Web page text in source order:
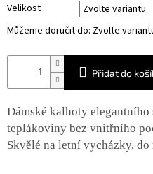
Velikost
Můžeme doručit do: Zvolte
Přidat do
Dámské kalhoty
teplákoviny bez vnitřního
Skvělé na letní vycházky,